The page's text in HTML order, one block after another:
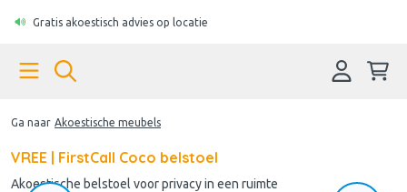
Gratis akoestisch advies op locatie
Ga naar Akoestische meubels
VREE | FirstCall Coco belstoel
Akoestische belstoel voor privacy in een ruimte